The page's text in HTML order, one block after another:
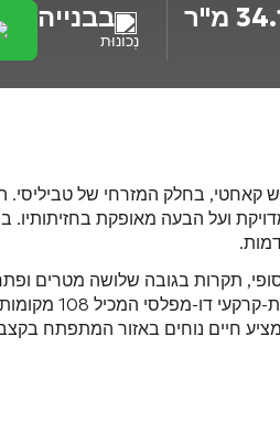
בבנייה
נְכוֹנוּת
קאחטי, בחלק המזרחי של טביליסי.
ועל הבעה מאופקת בחזיתותיו.
.
תקרות בגובה שלושה מטרים
מפלסי המכיל 108 מקומות חניה